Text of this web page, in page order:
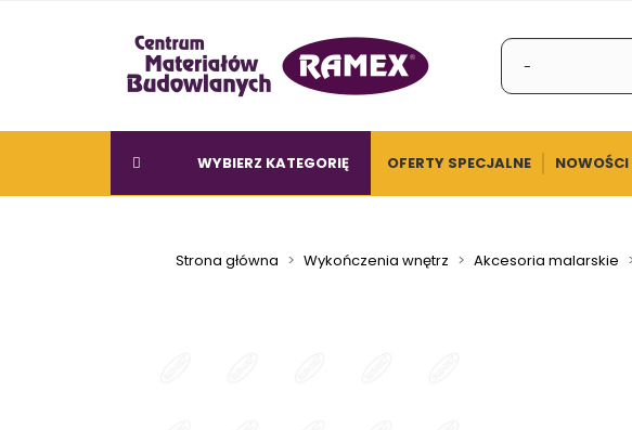
WYBIERZ KATEGORIĘ OFERTY SPECJALNE NOWOŚCI
Strona główna Wykończenia wnętrz Akcesoria malarskie